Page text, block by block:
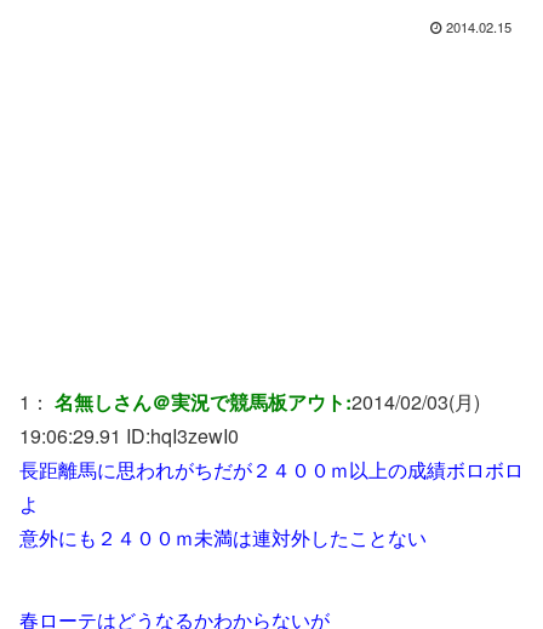
2014.02.15
1： 名無しさん＠実況で競馬板アウト:2014/02/03(月)
19:06:29.91 ID:hqI3zewI0
長距離馬に思われがちだが２４００ｍ以上の成績ボロボロ
よ
意外にも２４００ｍ未満は連対外したことない
春ローテはどうなるかわからないが